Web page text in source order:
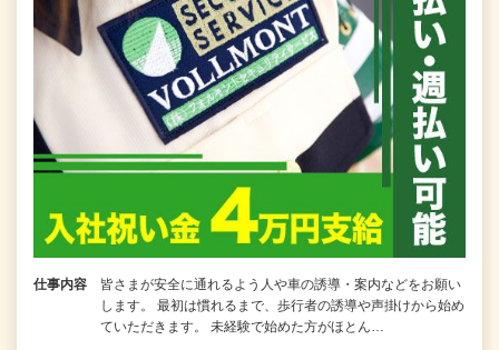
仕事内容
皆さまが安全に通れるよう人や車の誘導・案内などをお願い
します。 最初は慣れるまで、歩行者の誘導や声掛けから始め
ていただきます。 未経験で始めた方がほとん…